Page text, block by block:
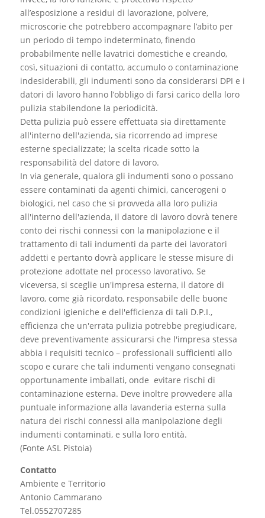
all’esposizione a residui di lavorazione, polvere,
microscorie che potrebbero accompagnare l’abito per
un periodo di tempo indeterminato, finendo
probabilmente nelle lavatrici domestiche e creando,
così, situazioni di contatto, accumulo o contaminazione
indesiderabili, gli indumenti sono da considerarsi DPI e i
datori di lavoro hanno l’obbligo di farsi carico della loro
pulizia stabilendone la periodicità.
Detta pulizia può essere effettuata sia direttamente
all'interno dell'azienda, sia ricorrendo ad imprese
esterne specializzate; la scelta ricade sotto la
responsabilità del datore di lavoro.
In via generale, qualora gli indumenti sono o possano
essere contaminati da agenti chimici, cancerogeni o
biologici, nel caso che si provveda alla loro pulizia
all'interno dell'azienda, il datore di lavoro dovrà tenere
conto dei rischi connessi con la manipolazione e il
trattamento di tali indumenti da parte dei lavoratori
addetti e pertanto dovrà applicare le stesse misure di
protezione adottate nel processo lavorativo. Se
viceversa, si sceglie un'impresa esterna, il datore di
lavoro, come già ricordato, responsabile delle buone
condizioni igieniche e dell'efficienza di tali D.P.I.,
efficienza che un'errata pulizia potrebbe pregiudicare,
deve preventivamente assicurarsi che l'impresa stessa
abbia i requisiti tecnico – professionali sufficienti allo
scopo e curare che tali indumenti vengano consegnati
opportunamente imballati, onde evitare rischi di
contaminazione esterna. Deve inoltre provvedere alla
puntuale informazione alla lavanderia esterna sulla
natura dei rischi connessi alla manipolazione degli
indumenti contaminati, e sulla loro entità.
(Fonte ASL Pistoia)
Contatto
Ambiente e Territorio
Antonio Cammarano
Tel.0552707285